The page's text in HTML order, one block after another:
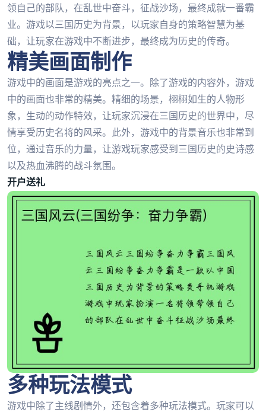
领自己的部队，在乱世中奋斗，征战沙场，最终成就一番霸
业。游戏以三国历史为背景，以玩家自身的策略智慧为基
础，让玩家在游戏中不断进步，最终成为历史的传奇。
精美画面制作
游戏中的画面是游戏的亮点之一。除了游戏的内容外，游戏
中的画面也非常的精美。精细的场景，栩栩如生的人物形
象，生动的动作特效，让玩家沉浸在三国历史的世界中，尽
情享受历史名将的风采。此外，游戏中的背景音乐也非常到
位，通过音乐的力量，让游戏玩家感受到三国历史的史诗感
以及热血沸腾的战斗氛围。
开户送礼
多种玩法模式
游戏中除了主线剧情外，还包含着多种玩法模式。玩家可以